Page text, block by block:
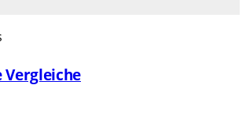
Vergleiche